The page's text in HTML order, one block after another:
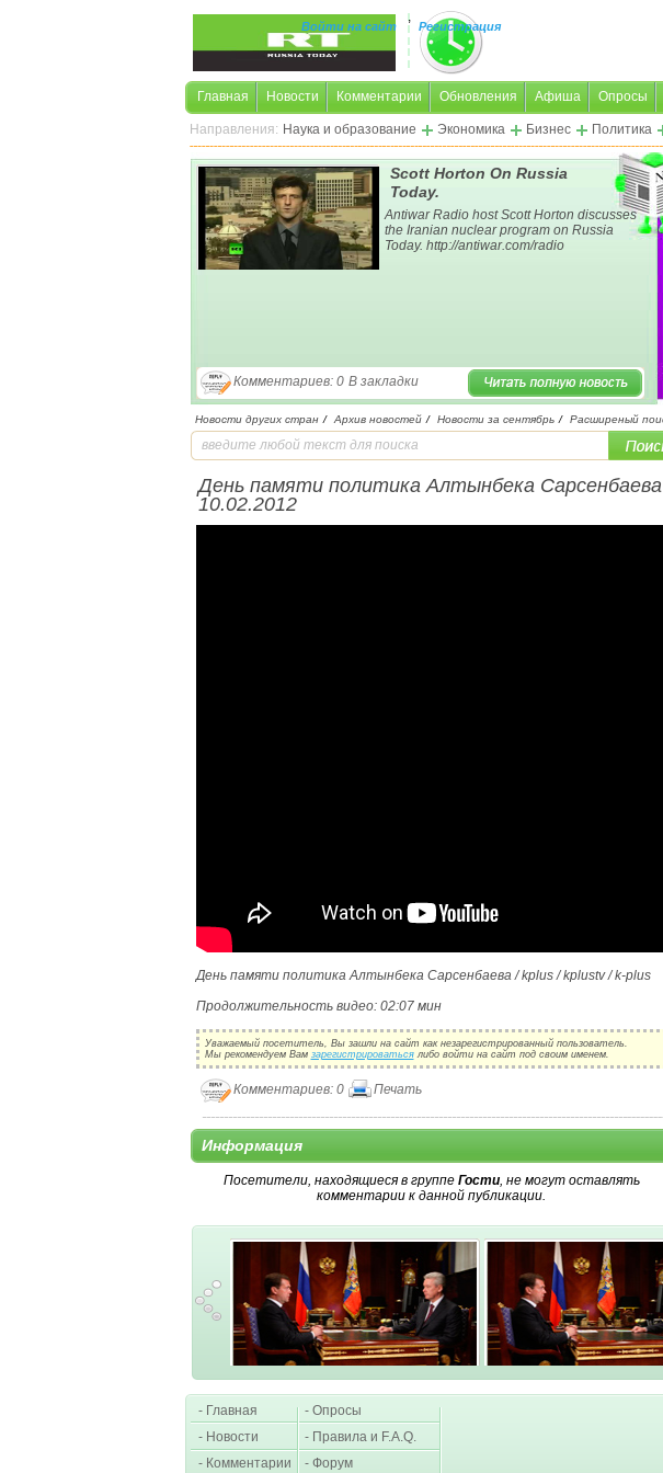
,
Войти на сайт Регистрация
Главная Новости Комментарии Обновления Афиша Опросы
Направления: Наука и образование Экономика Бизнес Политика
Scott Horton On Russia
Today.
Antiwar Radio host Scott Horton discusses
the Iranian nuclear program on Russia
Today. http://antiwar.com/radio
Комментариев: 0 В закладки
Новости других стран / Архив новостей / Новости за сентябрь / Расширеный
День памяти политика Алтынбека Сарсенбаева
10.02.2012
День памяти политика Алтынбека Сарсенбаева / kplus / kplustv / k-plus
Продолжительность видео: 02:07 мин
Уважаемый посетитель, Вы зашли на сайт как незарегистрированный пользователь.
Мы рекомендуем Вам зарегистрироватьсялибо войти на сайт под своим именем.
Комментариев: 0 Печать
Информация
Посетители, находящиеся в группе Гости, не могут оставлять
комментарии к данной публикации.
- Главная
- Новости
- Комментарии
- Опросы
- Правила и F.A.Q.
- Форум